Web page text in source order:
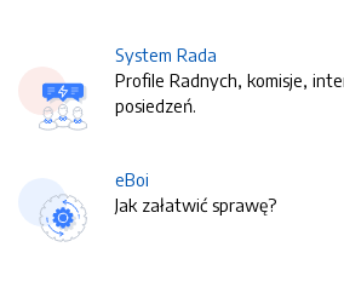
System Rada
Profile Radnych, komisje,
posiedzeń.
eBoi
Jak załatwić sprawę?